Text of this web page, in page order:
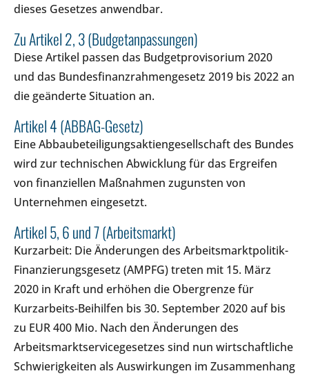
dieses Gesetzes anwendbar.
Zu Artikel 2, 3 (Budgetanpassungen)
Diese Artikel passen das Budgetprovisorium 2020
und das Bundesfinanzrahmengesetz 2019 bis 2022 an
die geänderte Situation an.
Artikel 4 (ABBAG-Gesetz)
Eine Abbaubeteiligungsaktiengesellschaft des Bundes
wird zur technischen Abwicklung für das Ergreifen
von finanziellen Maßnahmen zugunsten von
Unternehmen eingesetzt.
Artikel 5, 6 und 7 (Arbeitsmarkt)
Kurzarbeit: Die Änderungen des Arbeitsmarktpolitik-
Finanzierungsgesetz (AMPFG) treten mit 15. März
2020 in Kraft und erhöhen die Obergrenze für
Kurzarbeits-Beihilfen bis 30. September 2020 auf bis
zu EUR 400 Mio. Nach den Änderungen des
Arbeitsmarktservicegesetzes sind nun wirtschaftliche
Schwierigkeiten als Auswirkungen im Zusammenhang